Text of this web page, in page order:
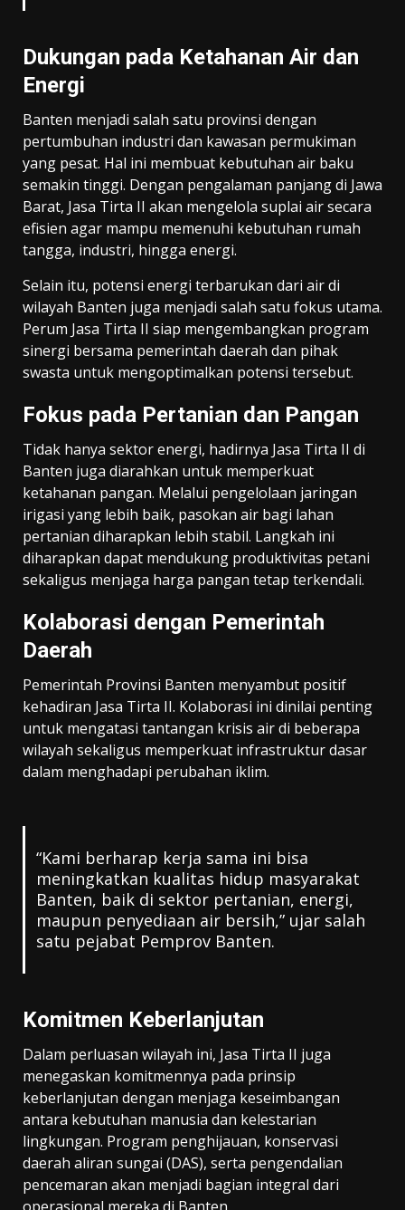
Dukungan pada Ketahanan Air dan
Energi
Banten menjadi salah satu provinsi dengan
pertumbuhan industri dan kawasan permukiman
yang pesat. Hal ini membuat kebutuhan air baku
semakin tinggi. Dengan pengalaman panjang di Jawa
Barat, Jasa Tirta II akan mengelola suplai air secara
efisien agar mampu memenuhi kebutuhan rumah
tangga, industri, hingga energi.
Selain itu, potensi energi terbarukan dari air di
wilayah Banten juga menjadi salah satu fokus utama.
Perum Jasa Tirta II siap mengembangkan program
sinergi bersama pemerintah daerah dan pihak
swasta untuk mengoptimalkan potensi tersebut.
Fokus pada Pertanian dan Pangan
Tidak hanya sektor energi, hadirnya Jasa Tirta II di
Banten juga diarahkan untuk memperkuat
ketahanan pangan. Melalui pengelolaan jaringan
irigasi yang lebih baik, pasokan air bagi lahan
pertanian diharapkan lebih stabil. Langkah ini
diharapkan dapat mendukung produktivitas petani
sekaligus menjaga harga pangan tetap terkendali.
Kolaborasi dengan Pemerintah
Daerah
Pemerintah Provinsi Banten menyambut positif
kehadiran Jasa Tirta II. Kolaborasi ini dinilai penting
untuk mengatasi tantangan krisis air di beberapa
wilayah sekaligus memperkuat infrastruktur dasar
dalam menghadapi perubahan iklim.
“Kami berharap kerja sama ini bisa
meningkatkan kualitas hidup masyarakat
Banten, baik di sektor pertanian, energi,
maupun penyediaan air bersih,” ujar salah
satu pejabat Pemprov Banten.
Komitmen Keberlanjutan
Dalam perluasan wilayah ini, Jasa Tirta II juga
menegaskan komitmennya pada prinsip
keberlanjutan dengan menjaga keseimbangan
antara kebutuhan manusia dan kelestarian
lingkungan. Program penghijauan, konservasi
daerah aliran sungai (DAS), serta pengendalian
pencemaran akan menjadi bagian integral dari